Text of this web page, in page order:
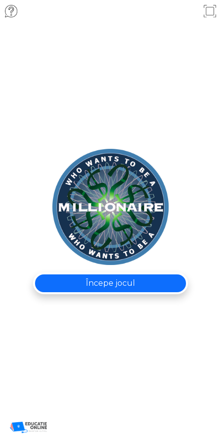
Începe jocul